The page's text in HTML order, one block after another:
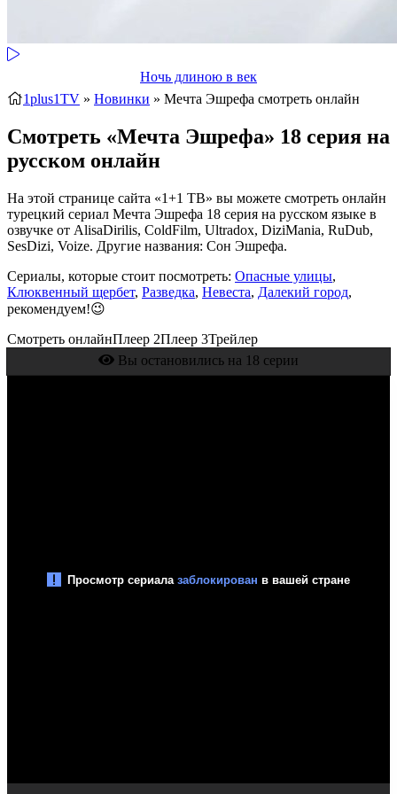
Ночь длиною в век
1plus1TV » Новинки » Мечта Эшрефа смотреть онлайн
Смотреть «Мечта Эшрефа» 18 серия на
русском онлайн
На этой странице сайта «1+1 ТВ» вы можете смотреть онлайн
турецкий сериал Мечта Эшрефа 18 серия на русском языке в
озвучке от AlisaDirilis, ColdFilm, Ultradox, DiziMania, RuDub,
SesDizi, Voize. Другие названия: Сон Эшрефа.
Сериалы, которые стоит посмотреть: Опасные улицы,
Клюквенный щербет, Разведка, Невеста, Далекий город,
рекомендуем!😉
Смотреть онлайнПлеер 2Плеер 3Трейлер
Вы остановились на 18 серии